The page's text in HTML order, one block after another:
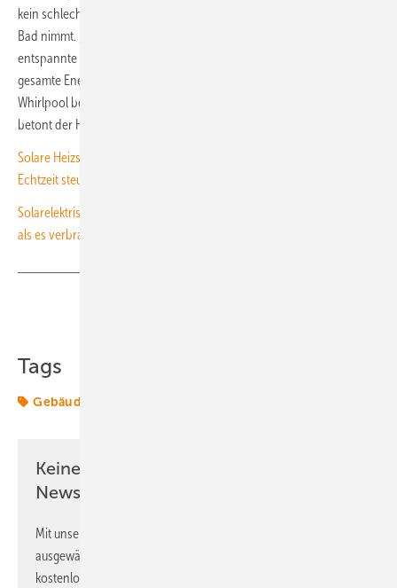
kein schlechtes Gewissen haben, wenn er noch einmal ein heißes
Bad nimmt. „Neben dem finanziellen Aspekt erwähnenswert ist das
entspannte Gefühl des vollkommenen Komforts, im Wissen, dass die
gesamte Energie, die zum Erhitzen des Wassers im Haus und im
Whirlpool benötigt wird, aus der eigenen Photovoltaikanlage stammt“,
betont der Hauseigentümer. (su)
Solare Heizsysteme: Wärmeproduktion und Eigenverbrauch in
Echtzeit steuern
Solarelektrisches Betriebsgebäude von My PV produziert mehr Strom
als es verbraucht
Tags
Gebäude
Keine Zeit? Kein Problem mit dem ERE
Newsletter!
Mit unserem Newsletter erhalten Sie regelmäßig von uns
ausgewählte Informationen und Neuigkeiten, gebündelt und
kostenlos direkt ins Postfach.